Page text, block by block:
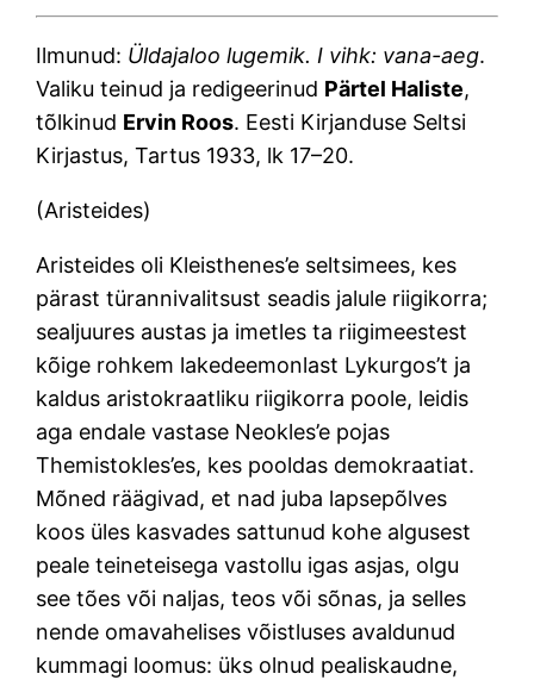
Ilmunud: Üldajaloo lugemik. I vihk: vana-aeg.
Valiku teinud ja redigeerinud Pärtel Haliste,
tõlkinud Ervin Roos. Eesti Kirjanduse Seltsi
Kirjastus, Tartus 1933, lk 17–20.
(Aristeides)
Aristeides oli Kleisthenes’e seltsimees, kes
pärast türannivalitsust seadis jalule riigikorra;
sealjuures austas ja imetles ta riigimeestest
kõige rohkem lakedeemonlast Lykurgos’t ja
kaldus aristokraatliku riigikorra poole, leidis
aga endale vastase Neokles’e pojas
Themistokles’es, kes pooldas demokraatiat.
Mõned räägivad, et nad juba lapsepõlves
koos üles kasvades sattunud kohe algusest
peale teineteisega vastollu igas asjas, olgu
see tões või naljas, teos või sõnas, ja selles
nende omavahelises võistluses avaldunud
kummagi loomus: üks olnud pealiskaudne,